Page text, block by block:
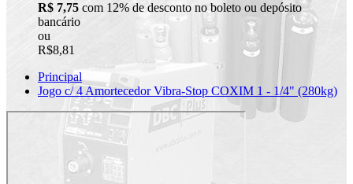
R$ 7,75 com 12% de desconto no boleto ou depósito
bancário
ou
R$8,81
Principal
Jogo c/ 4 Amortecedor Vibra-Stop COXIM 1 - 1/4" (280kg)